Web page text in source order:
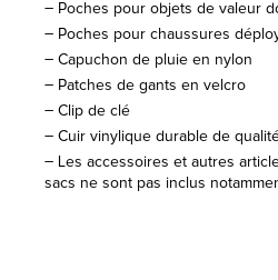
– Poches pour objets de valeur
– Poches pour chaussures
– Capuchon de pluie en nylon
– Patches de gants en velcro
– Clip de clé
– Cuir vinylique durable de
– Les accessoires et autres
sacs ne sont pas inclus